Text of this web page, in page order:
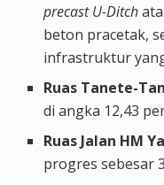
precast U-Ditch
beton pracetak,
infrastruktur
Ruas Tanete-
di angka 12,43
Ruas Jalan HM
progres sebesar